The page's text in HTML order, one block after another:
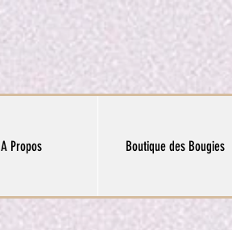
A Propos Boutique des Bougies